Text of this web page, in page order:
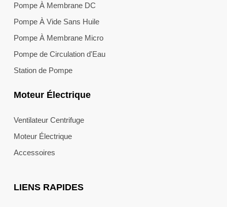
Pompe À Membrane DC
Pompe À Vide Sans Huile
Pompe À Membrane Micro
Pompe de Circulation d'Eau
Station de Pompe
Moteur Électrique
Ventilateur Centrifuge
Moteur Électrique
Accessoires
LIENS RAPIDES